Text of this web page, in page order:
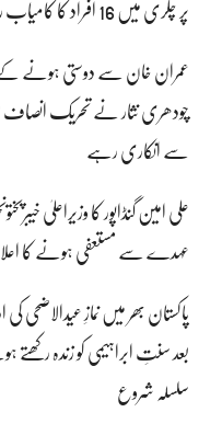
پر چکری میں 16 افراد کا کامیاب ریسکیو
عمران خان سے دوستی ہونے کے
چودھری نثار نے تحریک انصاف
سے انکاری رہے
علی امین گنڈاپور کا وزیراعلیٰ
عہدے سے مستعفی ہونے کا
پاکستان بھر میں نمازِ عیدالاضحی
بعد سنتِ ابراہیمی کو زندہ رکھتے
سلسلہ شروع